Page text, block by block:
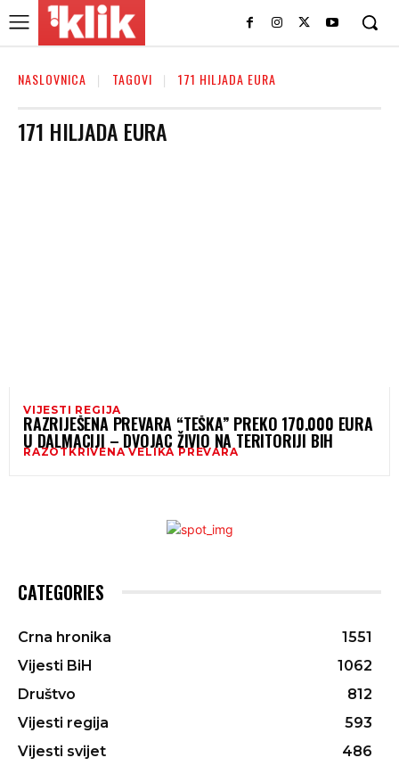
NASLOVNICA TAGOVI 171 HILJADA EURA
171 HILJADA EURA
VIJESTI REGIJA
RAZRIJEŠENA PREVARA “TEŠKA” PREKO 170.000 EURA
U DALMACIJI – DVOJAC ŽIVIO NA TERITORIJI BIH
RAZOTKRIVENA VELIKA PREVARA
CATEGORIES
Crna hronika
1551
Vijesti BiH
1062
Društvo
812
Vijesti regija
593
Vijesti svijet
486